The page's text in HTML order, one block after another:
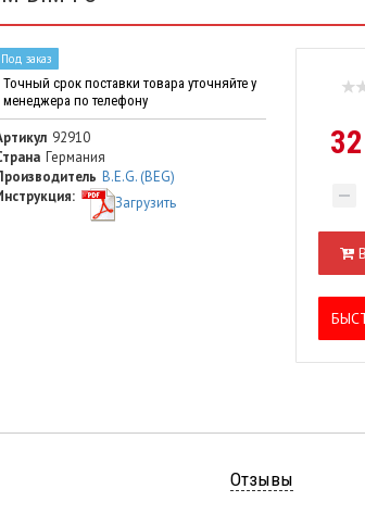
Под заказ
Точный срок поставки товара уточняйте у
менеджера по телефону
92910
Германия
B.E.G. (BEG)
Загрузить
Отзывы